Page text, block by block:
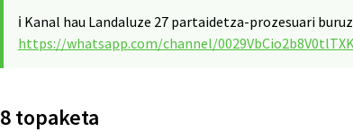
ℹ️ Kanal hau Landaluze 27 partaidetza-prozesuari
https://whatsapp.com/channel/
8 topaketa